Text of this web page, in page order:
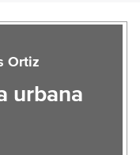
Ortiz
urbana